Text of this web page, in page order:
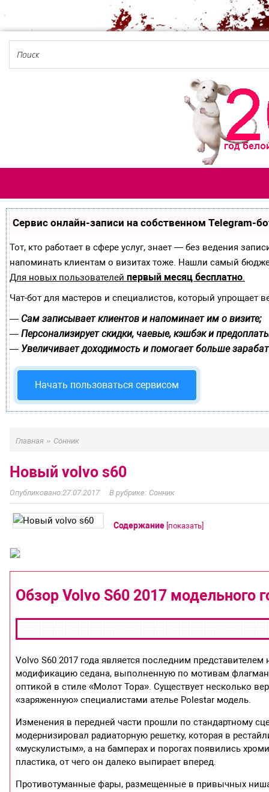
Сервис онлайн-записи на собственном Telegram-
Тот, кто работает в сфере услуг, знает — без ведения
напоминать клиентам о визитах тоже. Нашли самый
Для новых пользователей первый месяц бесплатно.
Чат-бот для мастеров и специалистов, который упрощает
— Сам записывает клиентов и напоминает им о визите;
— Персонализирует скидки, чаевые, кэшбэк и
— Увеличивает доходимость и помогает больше
Начать пользоваться сервисом
Главная » Сонник
Новый volvo s60
27.07.2017 Сонник
Содержание [показать]
Обзор Volvo S60 2017 модельного
Volvo S60 2017 года является последним
модификацию седана, выполненную по мотивам
оптикой в стиле «Молот Тора». Существует несколько
«заряженную» специалистами ателье Polestar модель.
Изменения в передней части прошли по стандартному
модернизировал радиаторную решетку, которая в
«мускулистым», а на бамперах и порогах появились
пластика, от чего он далеко выпирает вперед.
Противотуманные фары, размещенные в привычных